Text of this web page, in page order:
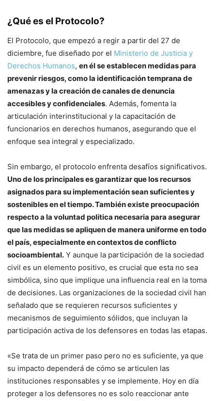
¿Qué es el Protocolo?
El Protocolo, que empezó a regir a partir del 27 de
diciembre, fue diseñado por el Ministerio de Justicia y
Derechos Humanos, en él se establecen medidas para
prevenir riesgos, como la identificación temprana de
amenazas y la creación de canales de denuncia
accesibles y confidenciales. Además, fomenta la
articulación interinstitucional y la capacitación de
funcionarios en derechos humanos, asegurando que el
enfoque sea integral y especializado.
Sin embargo, el protocolo enfrenta desafíos significativos.
Uno de los principales es garantizar que los recursos
asignados para su implementación sean suficientes y
sostenibles en el tiempo. También existe preocupación
respecto a la voluntad política necesaria para asegurar
que las medidas se apliquen de manera uniforme en todo
el país, especialmente en contextos de conflicto
socioambiental. Y aunque la participación de la sociedad
civil es un elemento positivo, es crucial que esta no sea
simbólica, sino que implique una influencia real en la toma
de decisiones. Las organizaciones de la sociedad civil han
señalado que se requieren recursos suficientes y
mecanismos de seguimiento sólidos, que incluyan la
participación activa de los defensores en todas las etapas.
«Se trata de un primer paso pero no es suficiente, ya que
su impacto dependerá de cómo se articulen las
instituciones responsables y se implemente. Hoy en día
proteger a los defensores no es solo reaccionar ante